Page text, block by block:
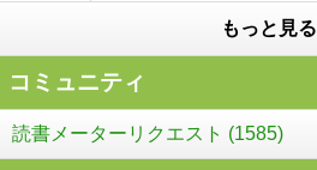
もっと見る
コミュニティ
読書メーターリクエスト (1585)